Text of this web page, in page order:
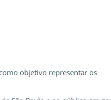
objetivo representar os